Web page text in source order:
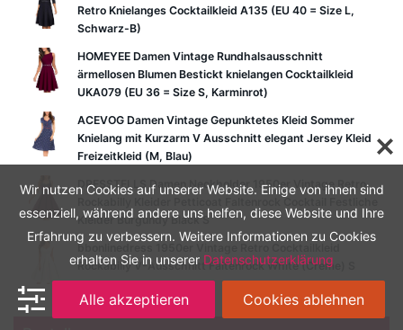
Retro Knielanges Cocktailkleid A135 (EU 40 = Size L,
Schwarz-B)
HOMEYEE Damen Vintage Rundhalsausschnitt
ärmellosen Blumen Bestickt knielangen Cocktailkleid
UKA079 (EU 36 = Size S, Karminrot)
ACEVOG Damen Vintage Gepunktetes Kleid Sommer
Knielang mit Kurzarm V Ausschnitt elegant Jersey Kleid
Freizeitkleid (M, Blau)
DRESSTELLS Damen Neckholder 1950er Vintage Retro
Kleider Burgundy Black S
bbonlinedress 1950er Vintage Retro Cocktailkleid
Rockabilly V-Ausschnitt Faltenrock White (Creme) S
Wir nutzen Cookies auf unserer Website. Einige von ihnen sind
essenziell, während andere uns helfen, diese Website und Ihre
Erfahrung zu verbessern. Weitere Informationen zu Cookies
erhalten Sie in unserer Datenschutzerklärung
Alle akzeptieren Cookies ablehnen